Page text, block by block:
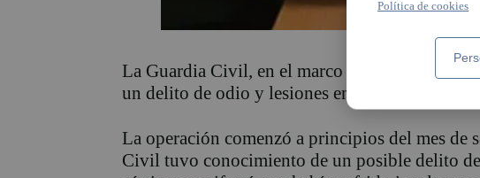
La Guardia Civil, en el marco de la operación
un delito de odio y lesiones en la localidad de
La operación comenzó a principios del mes de
Civil tuvo conocimiento de un posible delito
Política de cookies